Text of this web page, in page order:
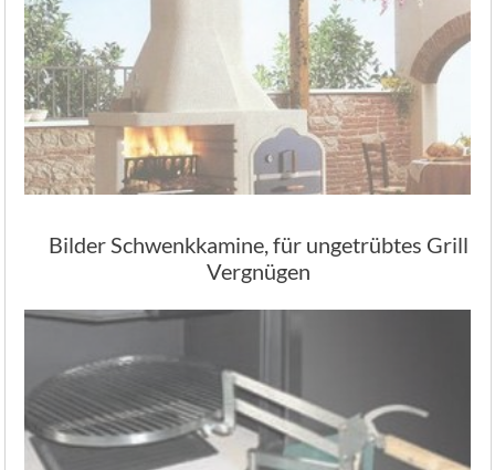
Bilder Schwenkkamine, für ungetrübtes Grill
Vergnügen